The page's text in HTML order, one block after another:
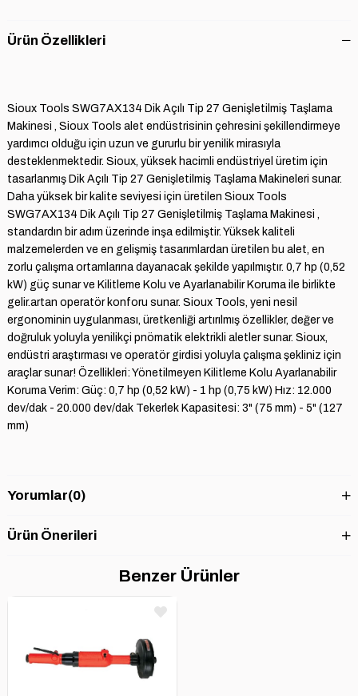
Ürün Özellikleri
Sioux Tools SWG7AX134 Dik Açılı Tip 27 Genişletilmiş Taşlama
Makinesi , Sioux Tools alet endüstrisinin çehresini şekillendirmeye
yardımcı olduğu için uzun ve gururlu bir yenilik mirasıyla
desteklenmektedir. Sioux, yüksek hacimli endüstriyel üretim için
tasarlanmış Dik Açılı Tip 27 Genişletilmiş Taşlama Makineleri sunar.
Daha yüksek bir kalite seviyesi için üretilen Sioux Tools
SWG7AX134 Dik Açılı Tip 27 Genişletilmiş Taşlama Makinesi ,
standardın bir adım üzerinde inşa edilmiştir. Yüksek kaliteli
malzemelerden ve en gelişmiş tasarımlardan üretilen bu alet, en
zorlu çalışma ortamlarına dayanacak şekilde yapılmıştır. 0,7 hp (0,52
kW) güç sunar ve Kilitleme Kolu ve Ayarlanabilir Koruma ile birlikte
gelir.artan operatör konforu sunar. Sioux Tools, yeni nesil
ergonominin uygulanması, üretkenliği artırılmış özellikler, değer ve
doğruluk yoluyla yenilikçi pnömatik elektrikli aletler sunar. Sioux,
endüstri araştırması ve operatör girdisi yoluyla çalışma şekliniz için
araçlar sunar! Özellikleri: Yönetilmeyen Kilitleme Kolu Ayarlanabilir
Koruma Verim: Güç: 0,7 hp (0,52 kW) - 1 hp (0,75 kW) Hız: 12.000
dev/dak - 20.000 dev/dak Tekerlek Kapasitesi: 3" (75 mm) - 5" (127
mm)
Yorumlar(0)
Ürün Önerileri
Benzer Ürünler